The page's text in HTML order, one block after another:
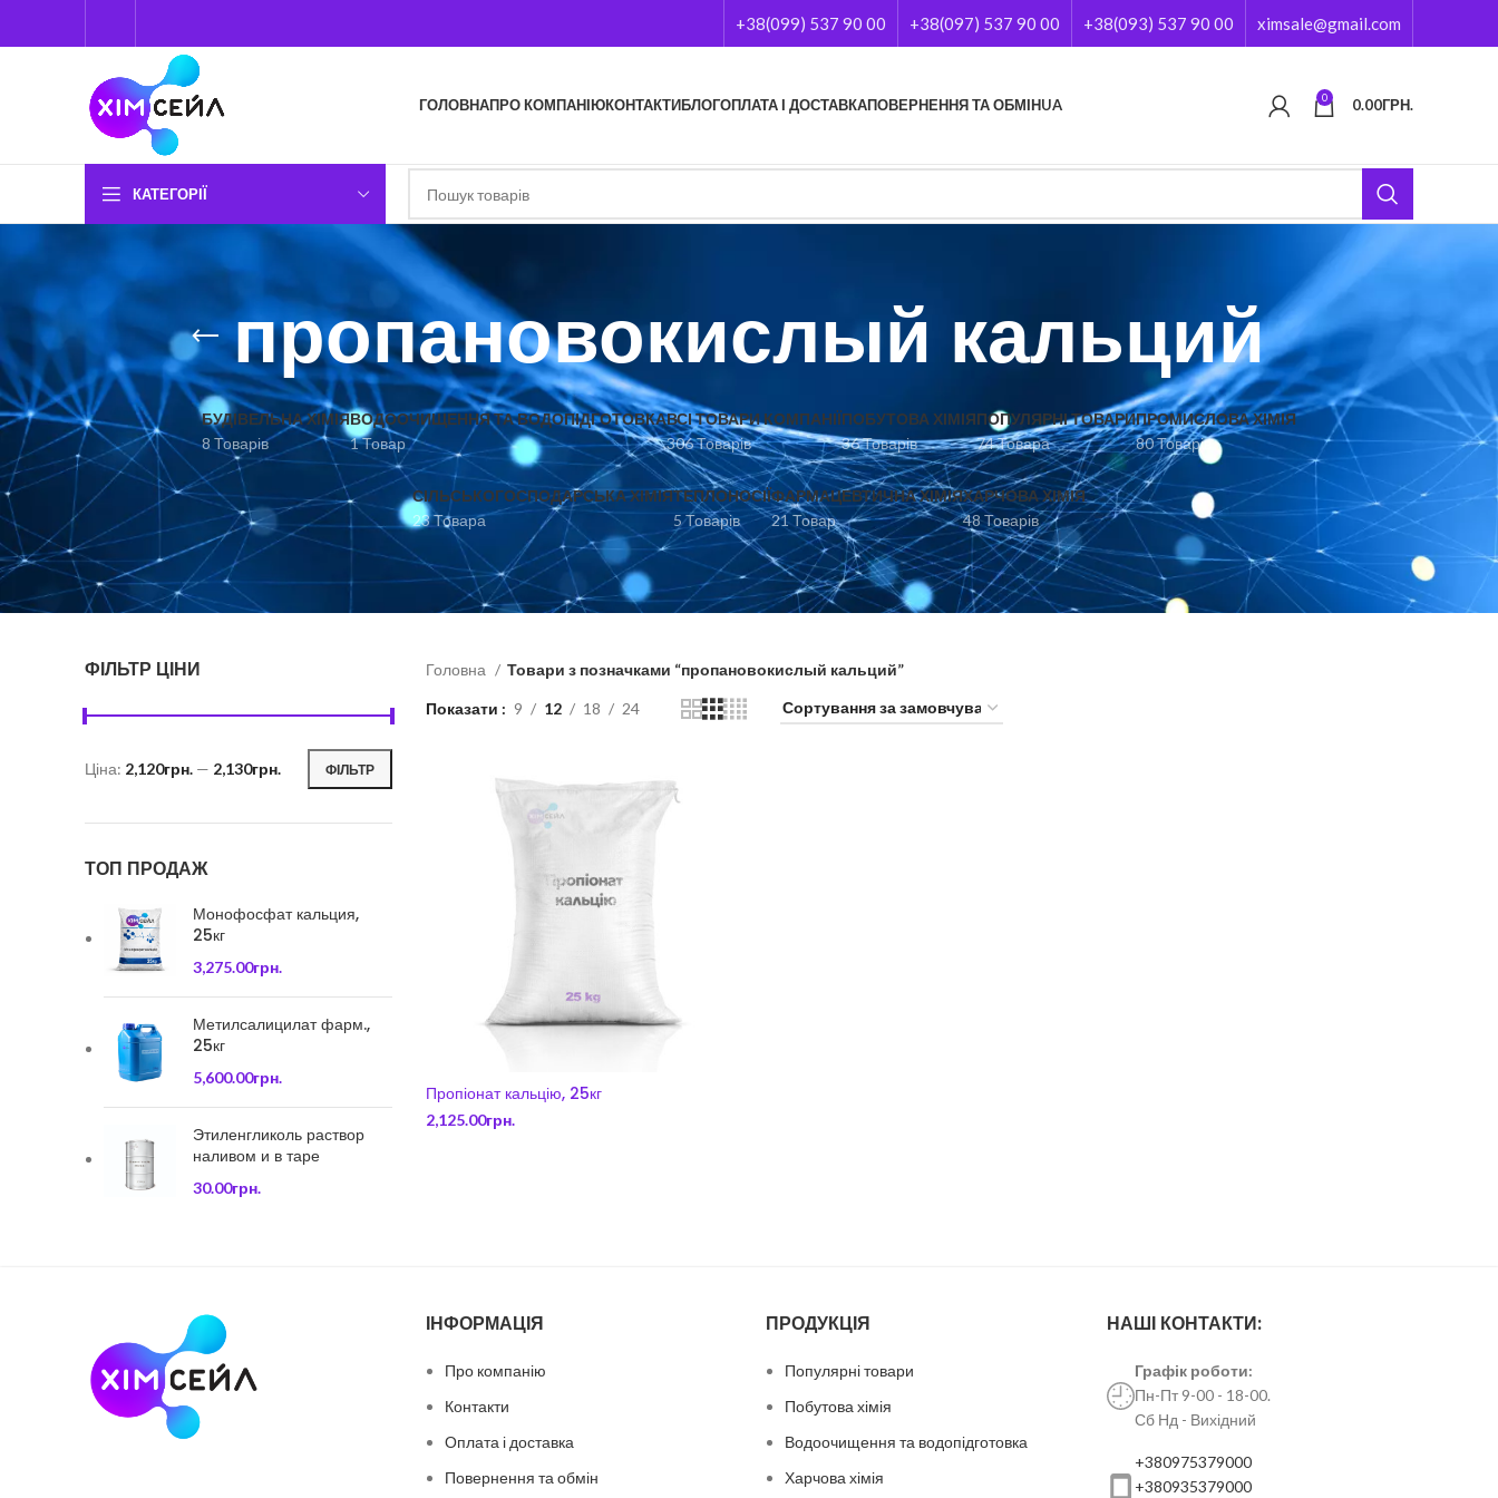
+38(099) 537 90 00 +38(097) 537 90 00 +38(093) 537 90 00 ximsale@gmail.com
ГОЛОВНАПРО КОМПАНІЮКОНТАКТИБЛОГОПЛАТА І ДОСТАВКАПОВЕРНЕННЯ ТА ОБМІНUA 0 0.00ГРН.
КАТЕГОРІЇ
пропановокислый кальций
БУДІВЕЛЬНА ХІМІЯ
8 Товарів
ВОДООЧИЩЕННЯ ТА ВОДОПІДГОТОВКА
1 Товар
ВСІ ТОВАРИ КОМПАНІЇ
306 Товарів
ПОБУТОВА ХІМІЯ
36 Товарів
ПОПУЛЯРНІ ТОВАРИ
74 Товара
ПРОМИСЛОВА ХІМІЯ
80 Товарів
СІЛЬСЬКОГОСПОДАРСЬКА ХІМІЯ
23 Товара
ТЕПЛОНОСІЇ
5 Товарів
ФАРМАЦЕВТИЧНА ХІМІЯ
21 Товар
ХАРЧОВА ХІМІЯ
48 Товарів
ФІЛЬТР ЦІНИ
ФІЛЬТР
Ціна: 2,120грн. — 2,130грн.
ТОП ПРОДАЖ
Монофосфат кальция,
25кг
3,275.00грн.
Метилсалицилат фарм.,
25кг
5,600.00грн.
Этиленгликоль раствор
наливом и в таре
30.00грн.
Головна Товари з позначками “пропановокислый кальций”
Показати 9 12 18 24
Пропіонат кальцію, 25кг
2,125.00грн.
ІНФОРМАЦІЯ
Про компанію
Контакти
Оплата і доставка
Повернення та обмін
ПРОДУКЦІЯ
Популярні товари
Побутова хімія
Водоочищення та водопідготовка
Харчова хімія
НАШІ КОНТАКТИ:
Графік роботи:
Пн-Пт 9-00 - 18-00.
Сб Нд - Вихідний
+380975379000
+380935379000